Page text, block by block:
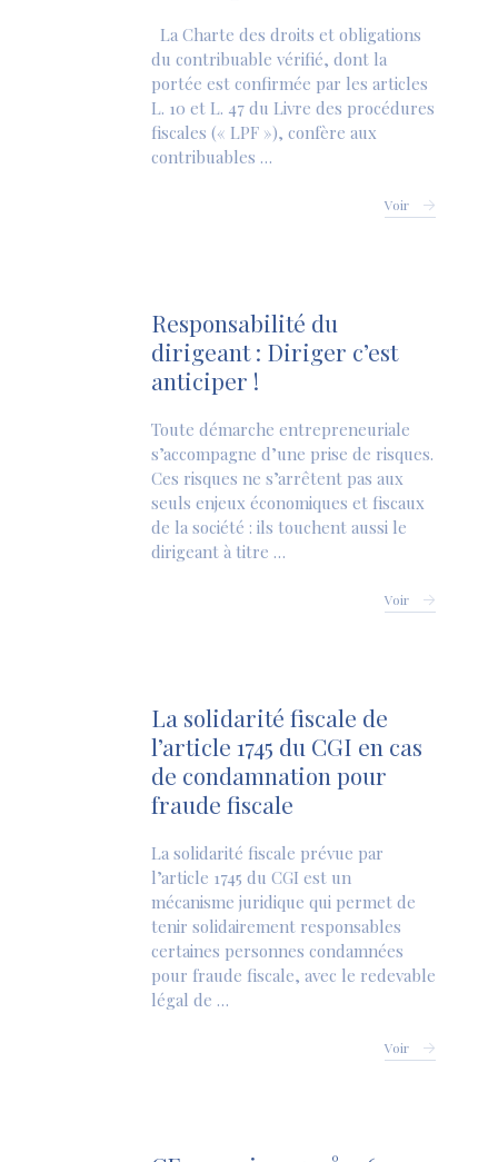
La Charte des droits et obligations
du contribuable vérifié, dont la
portée est confirmée par les articles
L. 10 et L. 47 du Livre des procédures
fiscales (« LPF »), confère aux
contribuables …
Voir
Responsabilité du
dirigeant : Diriger c’est
anticiper !
Toute démarche entrepreneuriale
s’accompagne d’une prise de risques.
Ces risques ne s’arrêtent pas aux
seuls enjeux économiques et fiscaux
de la société : ils touchent aussi le
dirigeant à titre …
Voir
La solidarité fiscale de
l’article 1745 du CGI en cas
de condamnation pour
fraude fiscale
La solidarité fiscale prévue par
l’article 1745 du CGI est un
mécanisme juridique qui permet de
tenir solidairement responsables
certaines personnes condamnées
pour fraude fiscale, avec le redevable
légal de …
Voir